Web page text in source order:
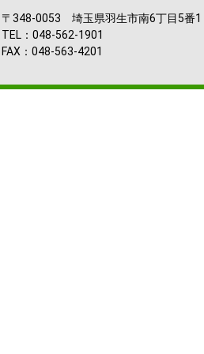
〒348-0053 埼玉県羽生市南6丁目5番1
TEL：048-562-1901
FAX：048-563-4201